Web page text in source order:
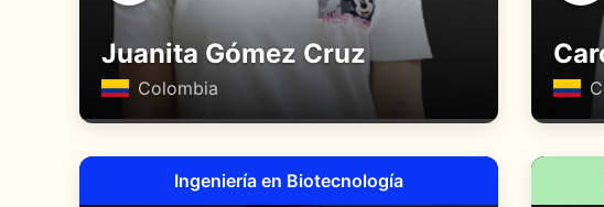
Juanita Gómez Cruz
Colombia
Ingeniería en Biotecnología